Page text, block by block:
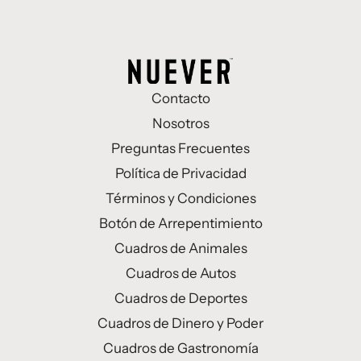
Contacto
Nosotros
Preguntas Frecuentes
Política de Privacidad
Términos y Condiciones
Botón de Arrepentimiento
Cuadros de Animales
Cuadros de Autos
Cuadros de Deportes
Cuadros de Dinero y Poder
Cuadros de Gastronomía